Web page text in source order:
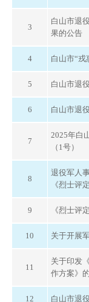
3
白山市退
果的公告
4 白山市“戎
5 白山市退
6 白山市退
7
2025年白
（1号）
8
退役军人
《烈士评
9 《烈士评
10 关于开展
11
关于印发
作方案》
12 白山市退